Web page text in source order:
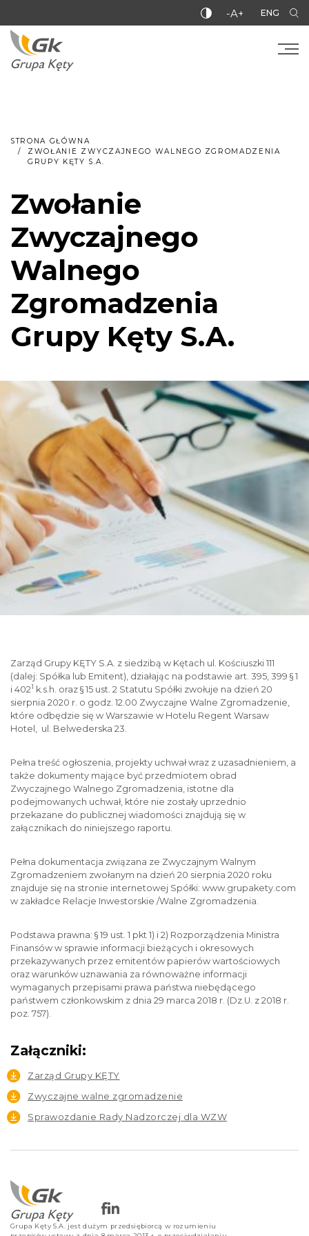
-A+ ENG
STRONA GŁÓWNA
ZWOŁANIE ZWYCZAJNEGO WALNEGO ZGROMADZENIA
GRUPY KĘTY S.A.
Zwołanie
Zwyczajnego
Walnego
Zgromadzenia
Grupy Kęty S.A.
Zarząd Grupy KĘTY S.A. z siedzibą w Kętach ul. Kościuszki 111
(dalej: Spółka lub Emitent), działając na podstawie art. 395, 399 § 1
i 4021 k.s.h. oraz § 15 ust. 2 Statutu Spółki zwołuje na dzień 20
sierpnia 2020 r. o godz. 12.00 Zwyczajne Walne Zgromadzenie,
które odbędzie się w Warszawie w Hotelu Regent Warsaw
Hotel, ul. Belwederska 23.
Pełna treść ogłoszenia, projekty uchwał wraz z uzasadnieniem, a
także dokumenty mające być przedmiotem obrad
Zwyczajnego Walnego Zgromadzenia, istotne dla
podejmowanych uchwał, które nie zostały uprzednio
przekazane do publicznej wiadomości znajdują się w
załącznikach do niniejszego raportu.
Pełna dokumentacja związana ze Zwyczajnym Walnym
Zgromadzeniem zwołanym na dzień 20 sierpnia 2020 roku
znajduje się na stronie internetowej Spółki: www.grupakety.com
w zakładce Relacje Inwestorskie /Walne Zgromadzenia.
Podstawa prawna: § 19 ust. 1 pkt 1) i 2) Rozporządzenia Ministra
Finansów w sprawie informacji bieżących i okresowych
przekazywanych przez emitentów papierów wartościowych
oraz warunków uznawania za równoważne informacji
wymaganych przepisami prawa państwa niebędącego
państwem członkowskim z dnia 29 marca 2018 r. (Dz.U. z 2018 r.
poz. 757).
Załączniki:
Zarząd Grupy KĘTY
Zwyczajne walne zgromadzenie
Sprawozdanie Rady Nadzorczej dla WZW
Grupa Kęty S.A. jest dużym przedsiębiorcą w rozumieniu